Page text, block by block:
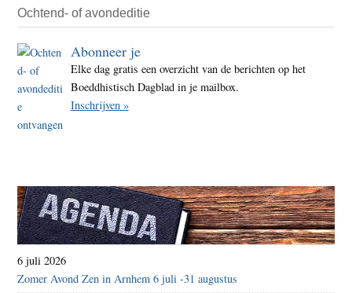
Ochtend- of avondeditie
Abonneer je
Elke dag gratis een overzicht van de berichten op het
Boeddhistisch Dagblad in je mailbox.
Inschrijven »
6 juli 2026
Zomer Avond Zen in Arnhem 6 juli -31 augustus